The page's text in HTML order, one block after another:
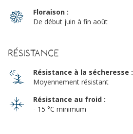
Floraison :
De début juin à fin août
Résistance
Résistance à la sécheresse :
Moyennement résistant
Résistance au froid :
- 15 °C minimum